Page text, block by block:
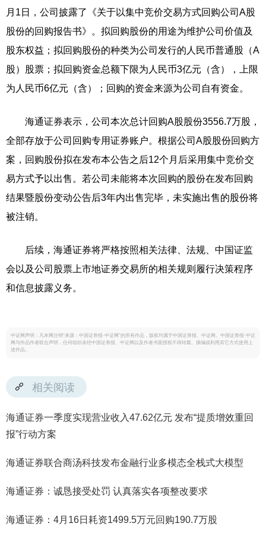
月1日，公司披露了《关于以集中竞价交易方式回购公司A股
股份的回购报告书》。拟回购股份的用途为维护公司价值及
股东权益；拟回购股份的种类为公司发行的人民币普通股（A
股）股票；拟回购资金总额下限为人民币3亿元（含），上限
为人民币6亿元（含）；回购的资金来源为公司自有资金。
海通证券表示，公司本次总计回购A股股份3556.7万股，
全部存放于公司回购专用证券账户。根据公司A股股份回购方
案，回购股份拟在发布本公告之后12个月后采用集中竞价交
易方式予以出售。若公司未能将本次回购的股份在发布回购
结果暨股份变动公告后3年内出售完毕，未实施出售的股份将
被注销。
后续，海通证券将严格按照相关法律、法规、中国证监
会以及公司股票上市地证券交易所的相关规则履行决策程序
和信息披露义务。
中证网声明：凡本网注明“来源：中国证券报·中证网”的所有作品，版权均属于中国证券报、中证网。中国证券报·中证
网与作品作者联合声明，任何组织未经中国证券报、中证网以及作者书面授权不得转载、摘编或利用其它方式使用上
述作品。
相关阅读
海通证券一季度实现营业收入47.62亿元 发布“提质增效重回
报”行动方案
海通证券联合商汤科技发布金融行业多模态全栈式大模型
海通证券：诚恳接受处罚 认真落实各项整改要求
海通证券：4月16日耗资1499.5万元回购190.7万股